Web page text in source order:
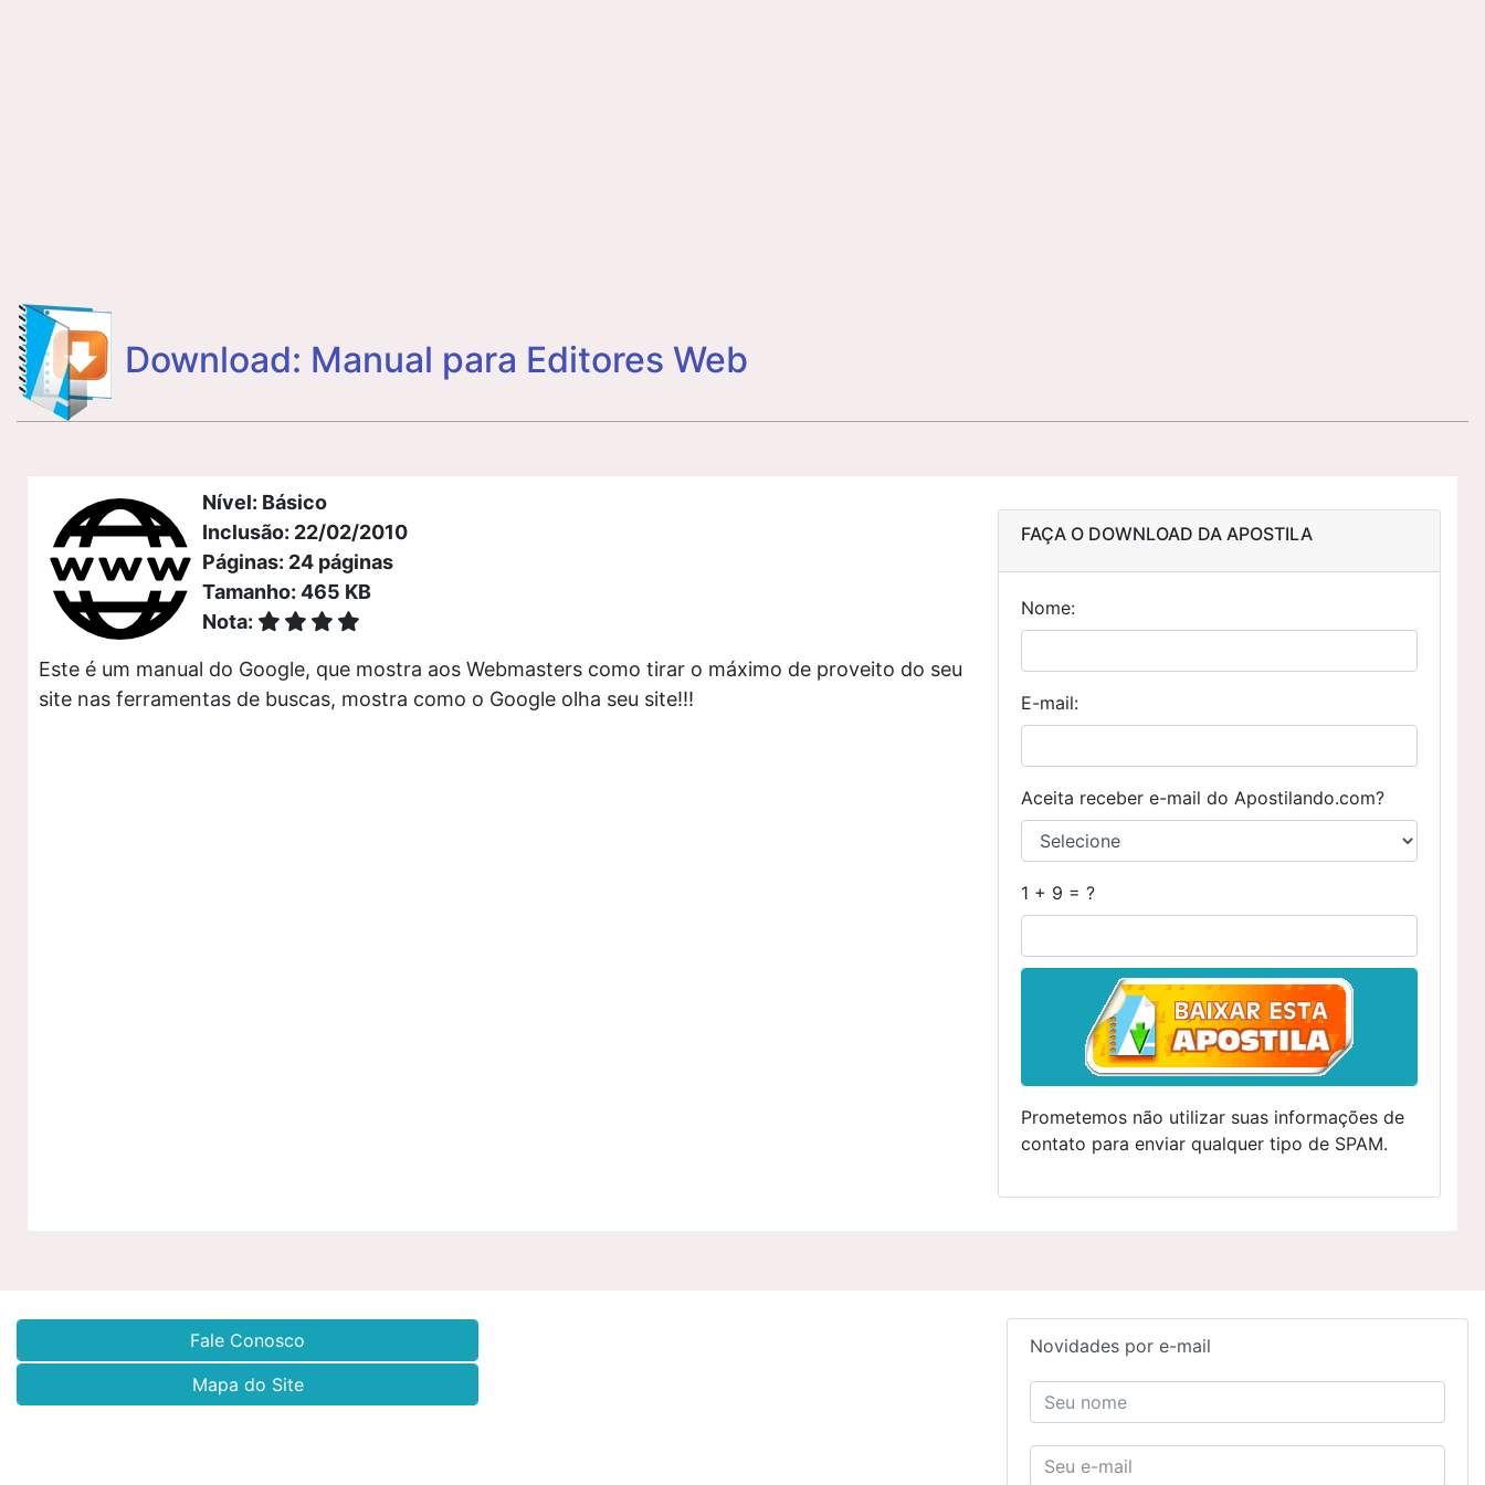
Download: Manual para Editores Web
Nível: Básico
Inclusão: 22/02/2010
Páginas: 24 páginas
Tamanho: 465 KB
Nota:
Este é um manual do Google, que mostra aos Webmasters como tirar o máximo de proveito do seu
site nas ferramentas de buscas, mostra como o Google olha seu site!!!
FAÇA O DOWNLOAD DA APOSTILA
Nome:
E-mail:
Aceita receber e-mail do Apostilando.com?
1 + 9 = ?
Prometemos não utilizar suas informações de
contato para enviar qualquer tipo de SPAM.
Fale Conosco
Mapa do Site
Novidades por e-mail